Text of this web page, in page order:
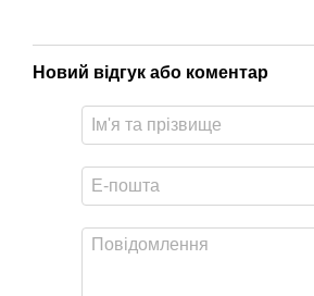
Новий відгук або коментар